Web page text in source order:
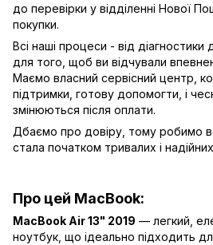
до перевірки у відділенні Нової
покупки.
Всі наші процеси - від діагностики
для того, щоб ви відчували
Маємо власний сервісний центр,
підтримки, готову допомогти, і
змінюються після оплати.
Дбаємо про довіру, тому робимо
стала початком тривалих і
Про цей MacBook:
MacBook Air 13" 2019 — легкий,
ноутбук, що ідеально підходить